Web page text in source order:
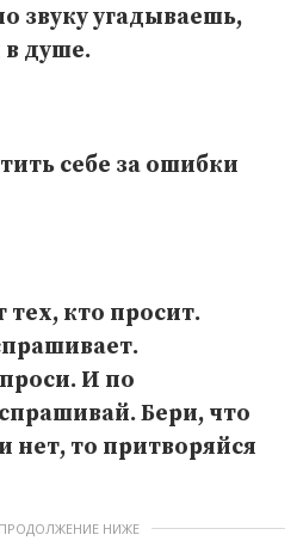
звуку угадываешь,
в душе.
себе за ошибки
кто просит.
И по
Бери, что
нет, то притворяйся
НИЖЕ